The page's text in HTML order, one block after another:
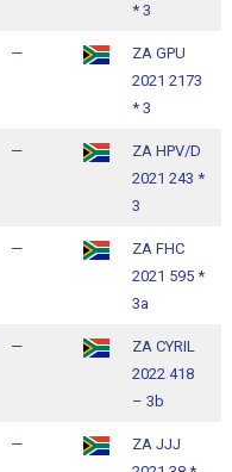
* 3
—
ZA GPU
2021 2173
* 3
—
ZA HPV/D
2021 243 *
3
—
ZA FHC
2021 595 *
3a
—
ZA CYRIL
2022 418
– 3b
—
ZA JJJ